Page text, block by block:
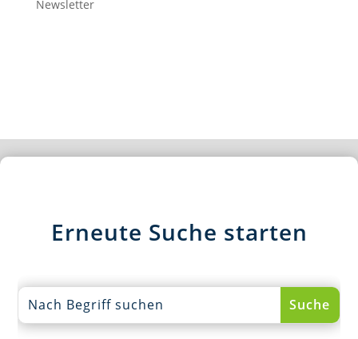
Newsletter
Erneute Suche starten